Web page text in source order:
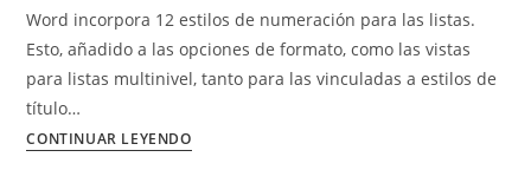
Excel
en
vídeo
Word incorpora 12 estilos de numeración para las listas.
Esto, añadido a las opciones de formato, como las vistas
para listas multinivel, tanto para las vinculadas a estilos de
título…
CONTINUAR LEYENDOFormatos